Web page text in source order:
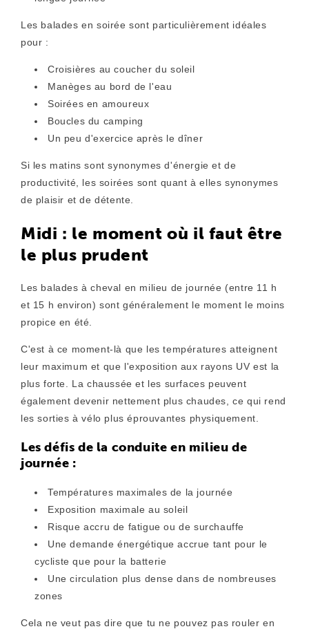
Les balades en soirée sont particulièrement idéales
pour :
Croisières au coucher du soleil
Manèges au bord de l'eau
Soirées en amoureux
Boucles du camping
Un peu d'exercice après le dîner
Si les matins sont synonymes d'énergie et de
productivité, les soirées sont quant à elles synonymes
de plaisir et de détente.
Midi : le moment où il faut être
le plus prudent
Les balades à cheval en milieu de journée (entre 11 h
et 15 h environ) sont généralement le moment le moins
propice en été.
C'est à ce moment-là que les températures atteignent
leur maximum et que l'exposition aux rayons UV est la
plus forte. La chaussée et les surfaces peuvent
également devenir nettement plus chaudes, ce qui rend
les sorties à vélo plus éprouvantes physiquement.
Les défis de la conduite en milieu de
journée :
Températures maximales de la journée
Exposition maximale au soleil
Risque accru de fatigue ou de surchauffe
Une demande énergétique accrue tant pour le
cycliste que pour la batterie
Une circulation plus dense dans de nombreuses
zones
Cela ne veut pas dire que tu ne pouvez pas rouler en